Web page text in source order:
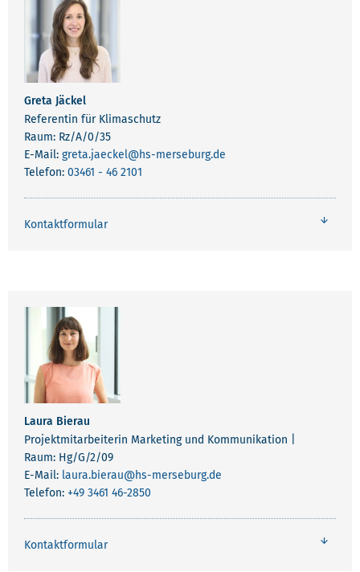
Greta Jäckel
Referentin für Klimaschutz
Raum: Rz/A/0/35
E-Mail: greta.jaeckel@hs-merseburg.de
Telefon: 03461 - 46 2101
Kontaktformular
Laura Bierau
Projektmitarbeiterin Marketing und Kommunikation |
Raum: Hg/G/2/09
E-Mail: laura.bierau@hs-merseburg.de
Telefon: +49 3461 46-2850
Kontaktformular